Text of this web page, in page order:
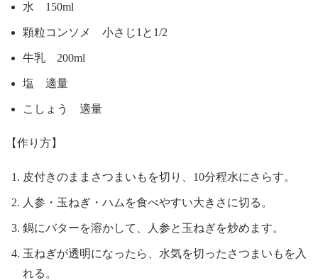
水 150ml
顆粒コンソメ 小さじ1と1/2
牛乳 200ml
塩 適量
こしょう 適量
【作り方】
皮付きのままさつまいもを切り、10分程水にさらす。
人参・玉ねぎ・ハムを食べやすい大きさに切る。
鍋にバターを溶かして、人参と玉ねぎを炒めます。
玉ねぎが透明になったら、水気を切ったさつまいもを入
れる。